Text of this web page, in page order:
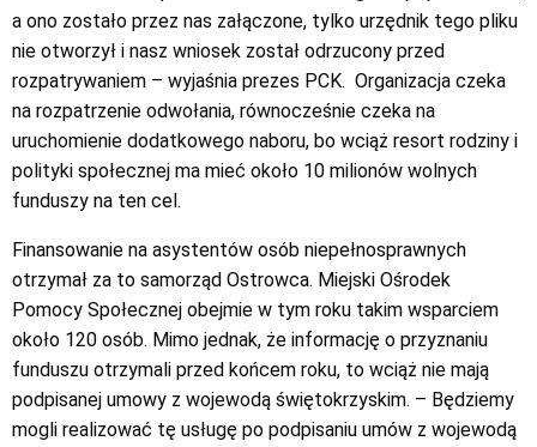
a ono zostało przez nas załączone, tylko urzędnik tego pliku
nie otworzył i nasz wniosek został odrzucony przed
rozpatrywaniem – wyjaśnia prezes PCK. Organizacja czeka
na rozpatrzenie odwołania, równocześnie czeka na
uruchomienie dodatkowego naboru, bo wciąż resort rodziny i
polityki społecznej ma mieć około 10 milionów wolnych
funduszy na ten cel.
Finansowanie na asystentów osób niepełnosprawnych
otrzymał za to samorząd Ostrowca. Miejski Ośrodek
Pomocy Społecznej obejmie w tym roku takim wsparciem
około 120 osób. Mimo jednak, że informację o przyznaniu
funduszu otrzymali przed końcem roku, to wciąż nie mają
podpisanej umowy z wojewodą świętokrzyskim. – Będziemy
mogli realizować tę usługę po podpisaniu umów z wojewodą